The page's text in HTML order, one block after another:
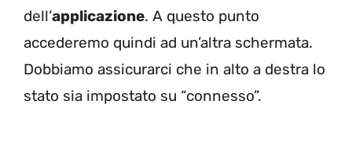
dell’applicazione. A questo punto
accederemo quindi ad un’altra schermata.
Dobbiamo assicurarci che in alto a destra lo
stato sia impostato su “connesso”.